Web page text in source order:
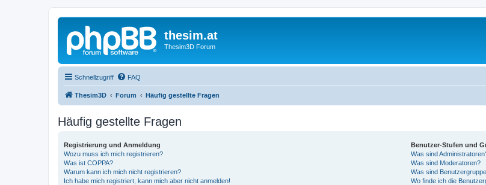
thesim.at
Thesim3D Forum
Schnellzugriff FAQ
Thesim3D Forum Häufig gestellte Fragen
Häufig gestellte Fragen
Registrierung und Anmeldung
Wozu muss ich mich registrieren?
Was ist COPPA?
Warum kann ich mich nicht registrieren?
Ich habe mich registriert, kann mich aber nicht anmelden!
Benutzer-Stufen und
Was sind
Was sind Moderatoren?
Was sind
Wo finde ich die